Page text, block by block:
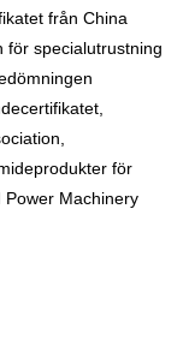
från China
för specialutrustning
för
Power Machinery